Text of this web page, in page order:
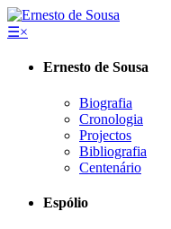
☰×
Ernesto de Sousa
Biografia
Cronologia
Projectos
Bibliografia
Centenário
Espólio